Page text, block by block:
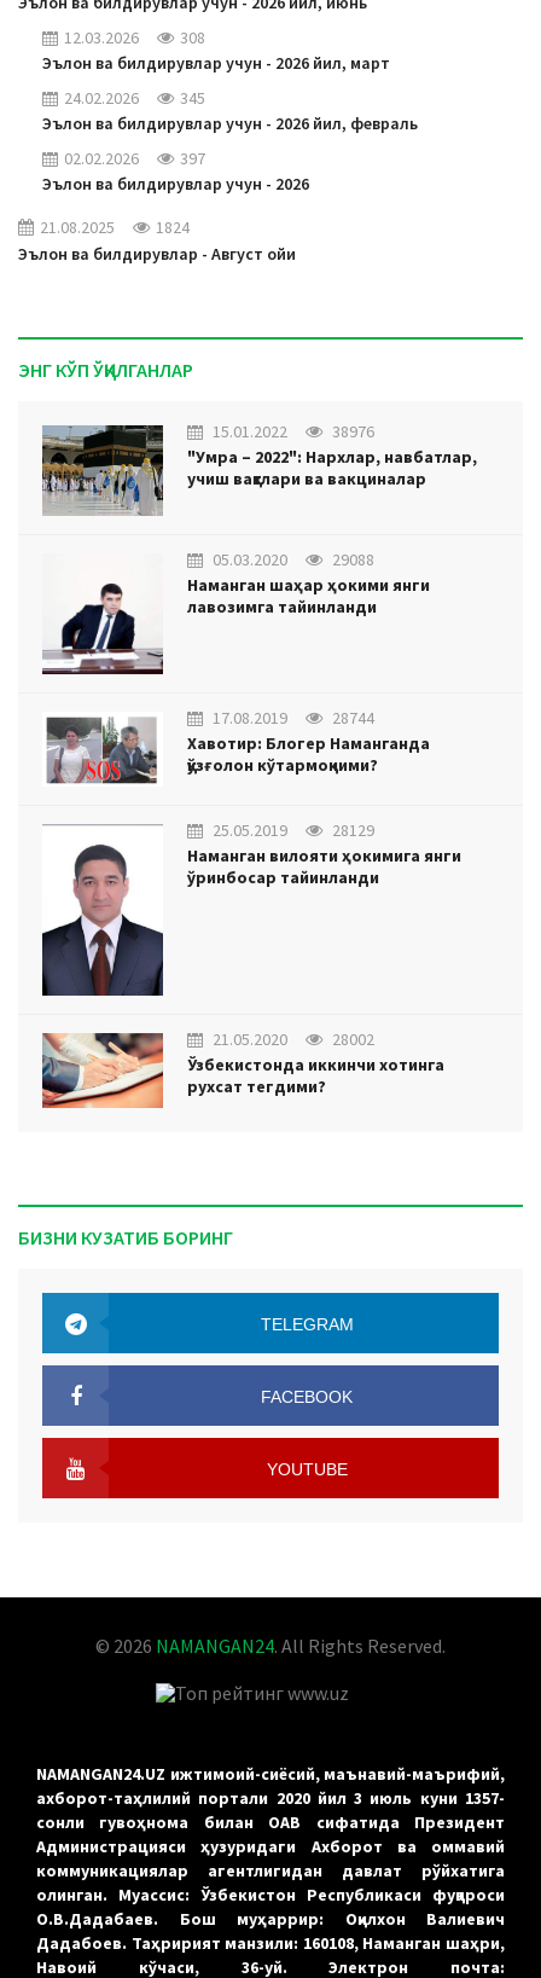
12.03.2026
308
Эълон ва билдирувлар учун - 2026 йил, март
24.02.2026
345
Эълон ва билдирувлар учун - 2026 йил, февраль
02.02.2026
397
Эълон ва билдирувлар учун - 2026
21.08.2025
1824
Эълон ва билдирувлар - Август ойи
ЭНГ КЎП ЎҚИЛГАНЛАР
15.01.2022
38976
"Умра – 2022": Нархлар, навбатлар,
учиш вақтлари ва вакциналар
05.03.2020
29088
Наманган шаҳар ҳокими янги
лавозимга тайинланди
17.08.2019
28744
Хавотир: Блогер Наманганда
қўзғолон кўтармоқчими?
25.05.2019
28129
Наманган вилояти ҳокимига янги
ўринбосар тайинланди
21.05.2020
28002
Ўзбекистонда иккинчи хотинга
рухсат тегдими?
БИЗНИ КУЗАТИБ БОРИНГ
TELEGRAM
FACEBOOK
YOUTUBE
© 2026 NAMANGAN24. All Rights Reserved.
NAMANGAN24.UZ ижтимоий-сиёсий, маънавий-маърифий,
ахборот-таҳлилий портали 2020 йил 3 июль куни 1357-
сонли гувоҳнома билан ОАВ сифатида Президент
Администрацияси ҳузуридаги Ахборот ва оммавий
коммуникациялар агентлигидан давлат рўйхатига
олинган. Муассис: Ўзбекистон Республикаси фуқароси
О.В.Дадабаев. Бош муҳаррир: Оқилхон Валиевич
Дадабоев. Таҳририят манзили: 160108, Наманган шаҳри,
Навоий кўчаси, 36-уй. Электрон почта: